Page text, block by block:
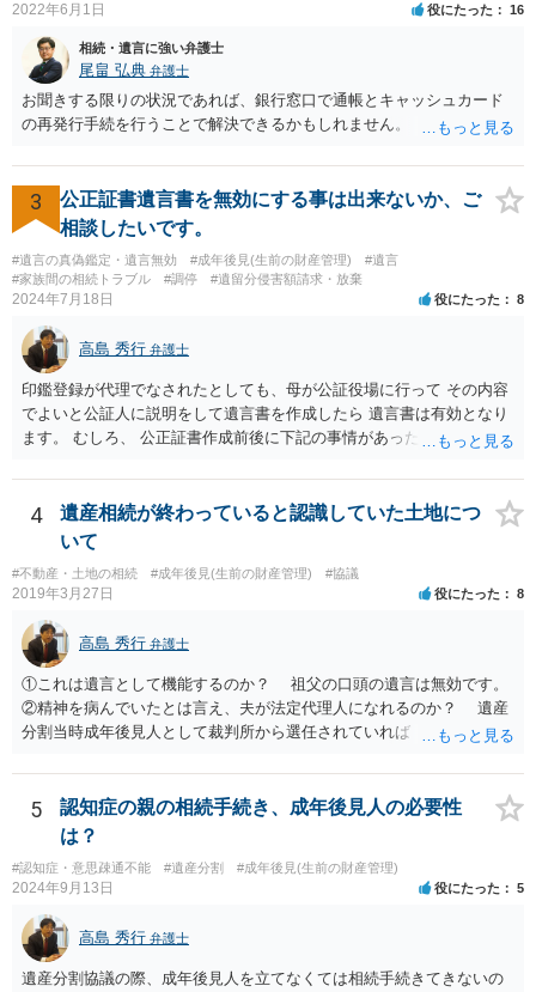
2022年6月1日 役にたった 16
相続・遺言に強い弁護士
尾畠 弘典 弁護士
お聞きする限りの状況であれば、銀行窓口で通帳とキャッシュカード
の再発行手続を行うことで解決できるかもしれません。
3
公正証書遺言書を無効にする事は出来ないか、ご
相談したいです。
#遺言の真偽鑑定・遺言無効 #成年後見(生前の財産管理)
#遺言
#家族間の相続トラブル
#調停 #遺留分侵害額請求・放棄
2024年7月18日 役にたった 8
高島 秀行 弁護士
印鑑登録が代理でなされたとしても、母が公証役場に行って その内容
でよいと公証人に説明をして遺言書を作成したら 遺言書は有効となり
ます。 むしろ、 公正証書作成前後に下記の事情があったことが証明で
月に携帯が新しくなった母からの第一声は「ここにいたら殺される」
「面会に来てくれ」で、長男に聞くと「面会は出来ない。俺は携帯電
話の使い方を教える為に会っている」「母の話は聞かなくて良い」と
にチップが埋められている」等、おかしかったです。 当時の診療記
録、介護認定の資料、介護記録を取得して 弁護士に面談で相談された
方がよいと思います。
4
遺産相続が終わっていると認識していた土地につ
いて
#不動産・土地の相続 #成年後見(生前の財産管理) #協議
2019年3月27日 役にたった 8
高島 秀行 弁護士
①これは遺言として機能するのか？ 祖父の口頭の遺言は無効です。
②精神を病んでいたとは言え、夫が法定代理人になれるのか？ 遺産
分割当時成年後見人として裁判所から選任されていれば 法定代理人
か？ 返せという主張は、取り消し又は無効を認める主張になるので
そのような主張はこちらからしない方がよいと思います。 ④財産分
与が終わったと認識しているのに今更土地の相続をやり直せるのか？
２０００年４月ということだと１９年前の話です。 その当時、成
年後見人に選任されていたのかわかりませんが 成年後見人が選任さ
れていなければ 遺産分割協議は有効の可能性があります。 無効で
も時効取得あるいは消滅時効にかかっている 可能性があります。
弁護士に詳しい事情を説明して面談で相談した方がよいと思いま
す。
5
認知症の親の相続手続き、成年後見人の必要性
は？
#認知症・意思疎通不能 #遺産分割 #成年後見(生前の財産管理)
2024年9月13日 役にたった 5
高島 秀行 弁護士
遺産分割協議の際、成年後見人を立てなくては相続手続きてきないの